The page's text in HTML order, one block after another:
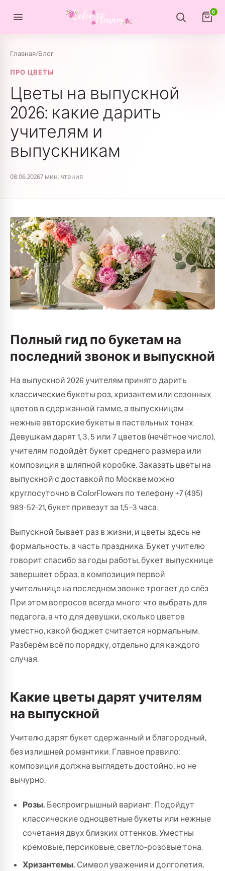
0
Главная/Блог
ПРО ЦВЕТЫ
Цветы на выпускной
2026: какие дарить
учителям и
выпускникам
08.06.20267 мин. чтения
Полный гид по букетам на
последний звонок и выпускной
На выпускной 2026 учителям принято дарить
классические букеты роз, хризантем или сезонных
цветов в сдержанной гамме, а выпускницам —
нежные авторские букеты в пастельных тонах.
Девушкам дарят 1, 3, 5 или 7 цветов (нечётное число),
учителям подойдёт букет среднего размера или
композиция в шляпной коробке. Заказать цветы на
выпускной с доставкой по Москве можно
круглосуточно в ColorFlowers по телефону +7 (495)
989-52-21, букет привезут за 1,5–3 часа.
Выпускной бывает раз в жизни, и цветы здесь не
формальность, а часть праздника. Букет учителю
говорит спасибо за годы работы, букет выпускнице
завершает образ, а композиция первой
учительнице на последнем звонке трогает до слёз.
При этом вопросов всегда много: что выбрать для
педагога, а что для девушки, сколько цветов
уместно, какой бюджет считается нормальным.
Разберём всё по порядку, отдельно для каждого
случая.
Какие цветы дарят учителям
на выпускной
Учителю дарят букет сдержанный и благородный,
без излишней романтики. Главное правило:
композиция должна выглядеть достойно, но не
вычурно.
Розы. Беспроигрышный вариант. Подойдут
классические одноцветные букеты или нежные
сочетания двух близких оттенков. Уместны
кремовые, персиковые, светло-розовые тона.
Хризантемы. Символ уважения и долголетия,